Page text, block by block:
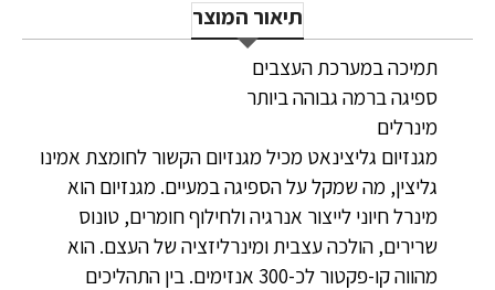
תיאור המוצר
תמיכה במערכת העצבים
ספיגה ברמה גבוהה ביותר
מינרלים
מגנזיום גליצינאט מכיל מגנזיום הקשור לחומצת אמינו
גליצין, מה שמקל על הספיגה במעיים. מגנזיום הוא
מינרל חיוני לייצור אנרגיה ולחילוף חומרים, טונוס
שרירים, הולכה עצבית ומינרליזציה של העצם. הוא
מהווה קו-פקטור לכ-300 אנזימים. בין התהליכים